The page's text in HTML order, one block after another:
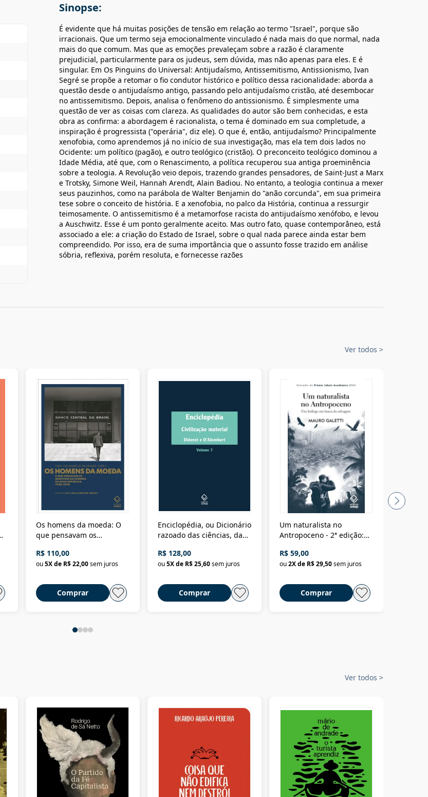
Sinopse:
É evidente que há muitas posições de tensão em relação ao termo "Israel", porque são
irracionais. Que um termo seja emocionalmente vinculado é nada mais do que normal, nada
mais do que comum. Mas que as emoções prevaleçam sobre a razão é claramente
prejudicial, particularmente para os judeus, sem dúvida, mas não apenas para eles. E é
singular. Em Os Pinguins do Universal: Antijudaísmo, Antissemitismo, Antissionismo, Ivan
Segré se propõe a retomar o fio condutor histórico e político dessa racionalidade: aborda a
questão desde o antijudaísmo antigo, passando pelo antijudaísmo cristão, até desembocar
no antissemitismo. Depois, analisa o fenômeno do antissionismo. É simplesmente uma
questão de ver as coisas com clareza. As qualidades do autor são bem conhecidas, e esta
obra as confirma: a abordagem é racionalista, o tema é dominado em sua completude, a
inspiração é progressista ("operária", diz ele). O que é, então, antijudaísmo? Principalmente
xenofobia, como aprendemos já no início de sua investigação, mas ela tem dois lados no
Ocidente: um político (pagão), e outro teológico (cristão). O preconceito teológico dominou a
Idade Média, até que, com o Renascimento, a política recuperou sua antiga proeminência
sobre a teologia. A Revolução veio depois, trazendo grandes pensadores, de Saint-Just a Marx
e Trotsky, Simone Weil, Hannah Arendt, Alain Badiou. No entanto, a teologia continua a mexer
seus pauzinhos, como na parábola de Walter Benjamin do "anão corcunda", em sua primeira
tese sobre o conceito de história. E a xenofobia, no palco da História, continua a ressurgir
teimosamente. O antissemitismo é a metamorfose racista do antijudaísmo xenófobo, e levou
a Auschwitz. Esse é um ponto geralmente aceito. Mas outro fato, quase contemporâneo, está
associado a ele: a criação do Estado de Israel, sobre o qual nada parece ainda estar bem
compreendido. Por isso, era de suma importância que o assunto fosse trazido em análise
sóbria, reflexiva, porém resoluta, e fornecesse razões
Ver todos >
Os homens da moeda: O
que pensavam os
Nova República (1985-
2018)
R$ 110,00
ou5X de R$ 22,00sem juros
Comprar
Enciclopédia, ou Dicionário
razoado das ciências, das
Civilização material
R$ 128,00
ou5X de R$ 25,60sem juros
Comprar
Um naturalista no
Antropoceno - 2ª edição:
selvagem
R$ 59,00
ou2X de R$ 29,50sem juros
Comprar
Ver todos >